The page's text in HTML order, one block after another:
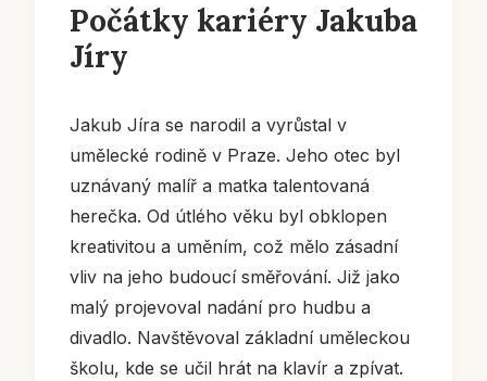
Počátky kariéry Jakuba
Jíry
Jakub Jíra se narodil a vyrůstal v
umělecké rodině v Praze. Jeho otec byl
uznávaný malíř a matka talentovaná
herečka. Od útlého věku byl obklopen
kreativitou a uměním, což mělo zásadní
vliv na jeho budoucí směřování. Již jako
malý projevoval nadání pro hudbu a
divadlo. Navštěvoval základní uměleckou
školu, kde se učil hrát na klavír a zpívat.